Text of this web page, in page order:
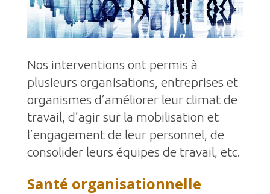
Nos interventions ont permis à
plusieurs organisations, entreprises et
organismes d’améliorer leur climat de
travail, d’agir sur la mobilisation et
l’engagement de leur personnel, de
consolider leurs équipes de travail, etc.
Santé organisationnelle